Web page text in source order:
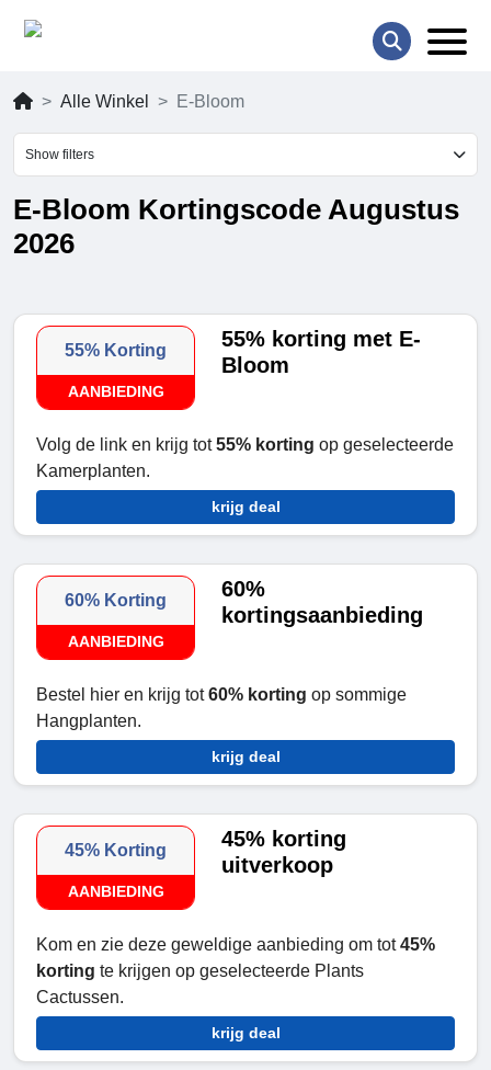
Alle Winkel E-Bloom
Show filters
E-Bloom Kortingscode Augustus
2026
55% Korting
AANBIEDING
55% korting met E-
Bloom
Volg de link en krijg tot55% korting op geselecteerde
Kamerplanten.
krijg deal
60% Korting
AANBIEDING
60%
kortingsaanbieding
Bestel hier en krijg tot60% korting op sommige
Hangplanten.
krijg deal
45% Korting
AANBIEDING
45% korting
uitverkoop
Kom en zie deze geweldige aanbieding om tot45%
korting te krijgen op geselecteerde Plants
Cactussen.
krijg deal